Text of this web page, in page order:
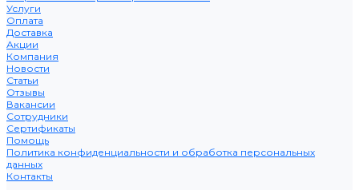
Услуги
Оплата
Доставка
Акции
Компания
Новости
Статьи
Отзывы
Вакансии
Сотрудники
Сертификаты
Помощь
Политика конфиденциальности и обработка персональных
данных
Контакты